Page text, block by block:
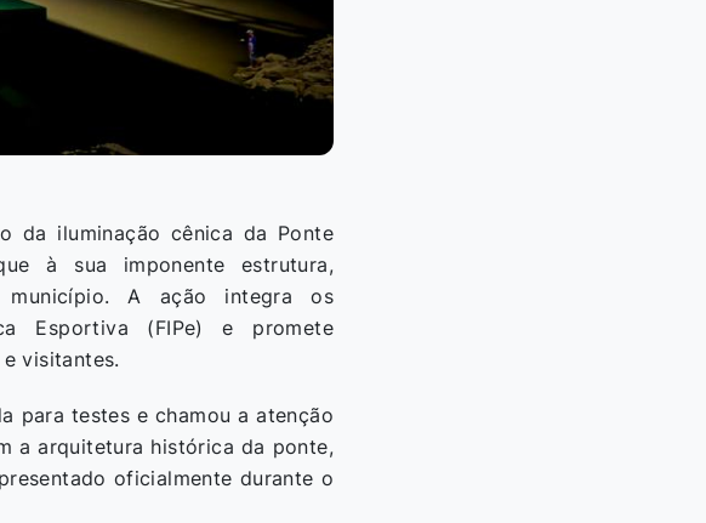
da iluminação cênica da Ponte
à sua imponente estrutura,
município. A ação integra os
Esportiva (FIPe) e promete
visitantes.
para testes e chamou a atenção
a arquitetura histórica da ponte,
oficialmente durante o